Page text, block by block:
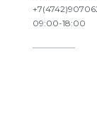
09:00-18:00